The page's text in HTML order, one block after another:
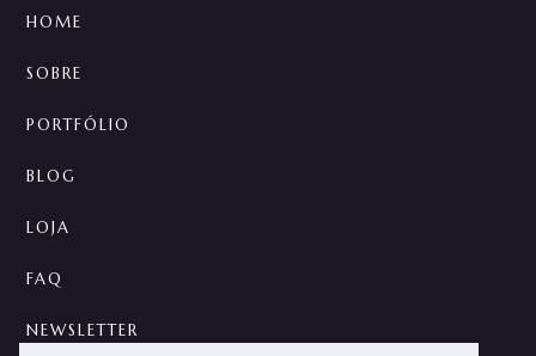
HOME
SOBRE
PORTFÓLIO
BLOG
LOJA
FAQ
NEWSLETTER